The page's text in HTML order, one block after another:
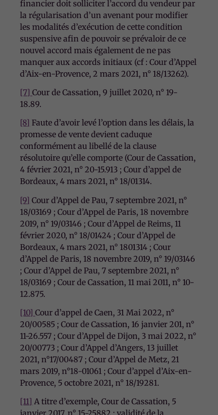
financier doit solliciter l’accord du vendeur par
la régularisation d’un avenant pour modifier
les modalités d’exécution de cette condition
suspensive afin de pouvoir se prévaloir de ce
nouvel accord mais également de ne pas
manquer aux accords initiaux (cf : Cour d’Appel
d’Aix-en-Provence, 2 mars 2021, n° 18/13262).
[7] Cour de Cassation, 9 juillet 2020, n° 19-
18.89.
[8] Faute d’avoir levé l’option dans les délais, la
promesse de vente devient caduque
conformément au libellé de la clause
résolutoire qu’elle comporte (Cour de Cassation,
4 février 2021, n° 20-15.913 ; Cour d’appel de
Bordeaux, 4 mars 2021, n° 18/01314.
[9] Cour d’Appel de Pau, 7 septembre 2021, n°
18/03169 ; Cour d’Appel de Paris, 18 novembre
2019, n° 19/03146 ; Cour d’Appel de Reims, 11
février 2020, n° 18/01424 ; Cour d’Appel de
Bordeaux, 4 mars 2021, n° 1801314 ; Cour
d’Appel de Paris, 18 novembre 2019, n° 19/03146
; Cour d’Appel de Pau, 7 septembre 2021, n°
18/03169 ; Cour de Cassation, 11 mai 2011, n° 10-
12.875.
[10] Cour d’appel de Caen, 31 Mai 2022, n°
20/00585 ; Cour de Cassation, 16 janvier 201, n°
11-26.557 ; Cour d’Appel de Dijon, 3 mai 2022, n°
20/00773 ; Cour d’Appel d’Angers, 13 juillet
2021, n°17/00487 ; Cour d’Appel de Metz, 21
mars 2019, n°18-01061 ; Cour d’appel d’Aix-en-
Provence, 5 octobre 2021, n° 18/19281.
[11] A titre d’exemple, Cour de Cassation, 5
Nécessaire
Ces cookies ne
sont pas
facultatifs. Ils
sont
nécessaires au
fonctionnement
du site Web.
Statistiques
Afin que nous
puissions
améliorer la
fonctionnalité
et la
structure du
fonction de
la façon dont
le site Web
est utilisé.
Experience
Afin que notre
site Web
possible lors
de votre
visite. Si vous
refusez ces
cookies,
certaines
fonctionnalités
disparaîtront
du site Web.